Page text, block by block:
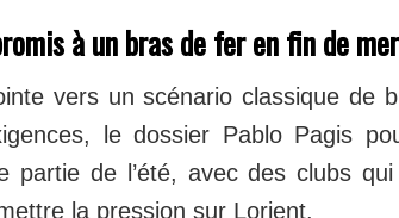
à un bras de fer en fin de
vers un scénario classique de
le dossier Pablo Pagis
partie de l’été, avec des clubs
la pression sur Lorient.